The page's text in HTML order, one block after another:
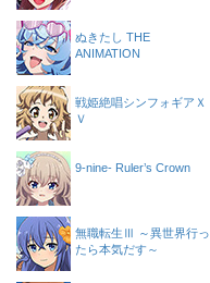
ぬきたし THE
ANIMATION
戦姫絶唱シンフォギアＸ
Ｖ
9-nine- Ruler’s Crown
無職転生Ⅲ ～異世界行っ
たら本気だす～